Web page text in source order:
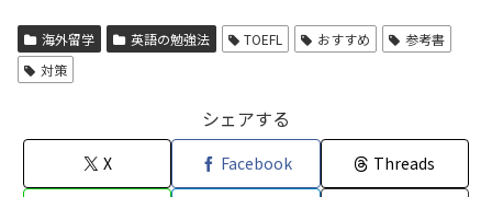
海外留学 英語の勉強法 TOEFL おすすめ
参考書
対策
シェアする
X Facebook Threads